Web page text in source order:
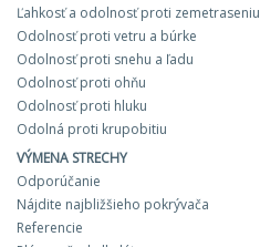
Ľahkosť a odolnosť proti zemetraseniu
Odolnosť proti vetru a búrke
Odolnosť proti snehu a ľadu
Odolnosť proti ohňu
Odolnosť proti hluku
Odolná proti krupobitiu
VÝMENA STRECHY
Odporúčanie
Nájdite najbližšieho pokrývača
Referencie